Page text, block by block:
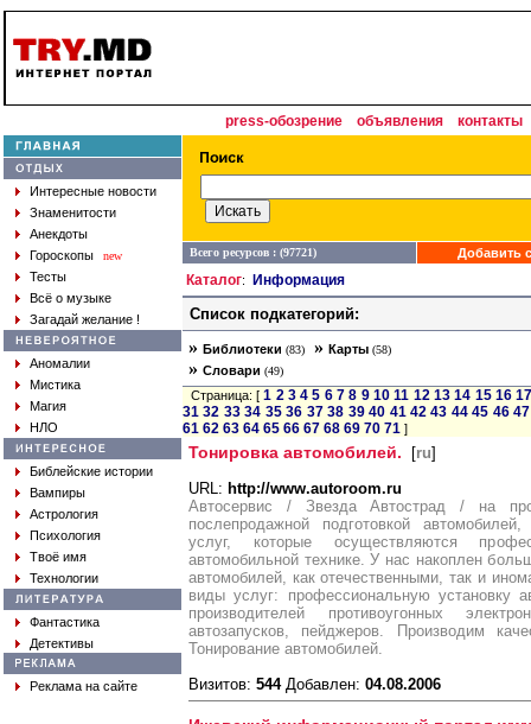
press-обозрение объявления контакты
Интересные новости
Знаменитости
Анекдоты
Гороскопы
new
Тесты
Всё о музыке
Загадай желание !
Аномалии
Мистика
Магия
НЛО
Библейские истории
Вампиры
Астрология
Психология
Твоё имя
Технологии
Фантастика
Детективы
Реклама на сайте
Всего ресурсов : (97721) Добавить
Каталог: Информация
Список подкатегорий:
» Библиотеки (83) » Карты (58)
» Словари (49)
Страница: [1 2 3 4 5 6 7 8 9 10 11 12 13 14 15 16
31 32 33 34 35 36 37 38 39 40 41 42 43 44 45 46 47
61 62 63 64 65 66 67 68 69 70 71 ]
Тонировка автомобилей. [ru]
URL: http://www.autoroom.ru
Автосервис / Звезда Автострад / на
послепродажной подготовкой
услуг, которые осуществляются
автомобильной технике. У нас накоплен
автомобилей, как отечественными, так и
виды услуг: профессиональную установку
производителей противоугонных
автозапусков, пейджеров. Производим
Тонирование автомобилей.
Визитов: 544Добавлен: 04.08.2006